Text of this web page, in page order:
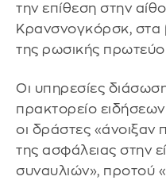
την επίθεση στην
Κρανσνογκόρσκ, στα
της ρωσικής
Οι υπηρεσίες
πρακτορείο
οι δράστες «άνοιξαν
της ασφάλειας στην
συναυλιών», προτού